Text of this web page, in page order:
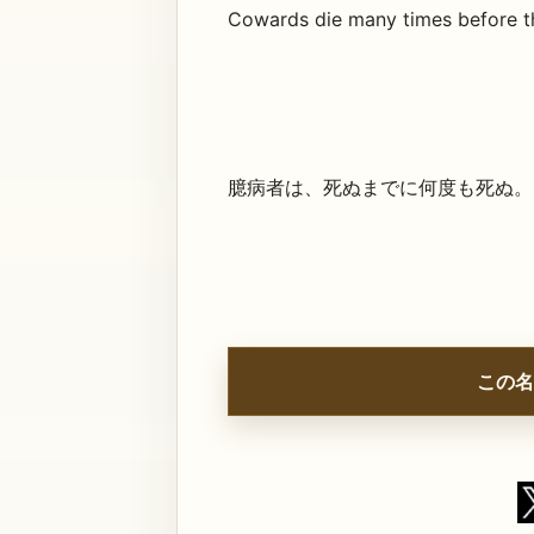
Cowards die many times before
臆病者は、死ぬまでに何度も死ぬ。
この